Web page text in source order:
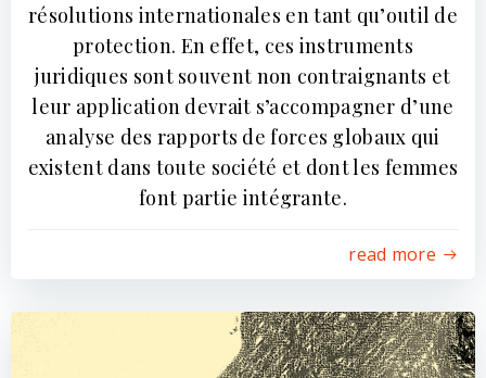
résolutions internationales en tant qu’outil de
protection. En effet, ces instruments
juridiques sont souvent non contraignants et
leur application devrait s’accompagner d’une
analyse des rapports de forces globaux qui
existent dans toute société et dont les femmes
font partie intégrante.
read more